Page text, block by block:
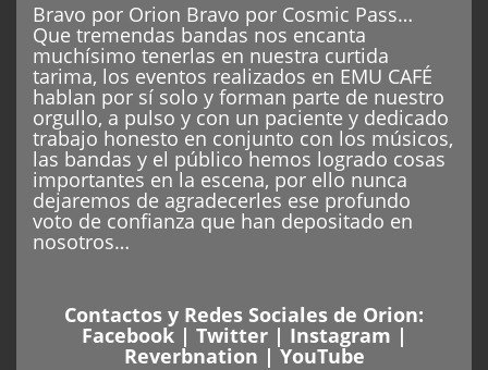
Bravo por Orion Bravo por Cosmic Pass…
Que tremendas bandas nos encanta
muchísimo tenerlas en nuestra curtida
tarima, los eventos realizados en EMU CAFÉ
hablan por sí solo y forman parte de nuestro
orgullo, a pulso y con un paciente y dedicado
trabajo honesto en conjunto con los músicos,
las bandas y el público hemos logrado cosas
importantes en la escena, por ello nunca
dejaremos de agradecerles ese profundo
voto de confianza que han depositado en
nosotros…
Contactos y Redes Sociales de Orion:
Facebook| Twitter| Instagram |
Reverbnation | YouTube